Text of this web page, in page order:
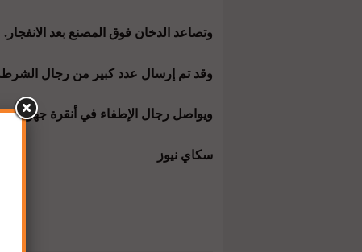
وتصاعد الدخان فوق المصنع بعد الانفجار.
وقد تم إرسال عدد كبير من رجال
ويواصل رجال الإطفاء في أنقرة جهودهم
سكاي نيوز